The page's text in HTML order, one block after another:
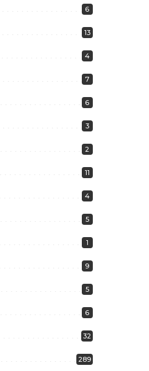
6
13
4
7
6
3
2
11
4
5
1
9
5
6
32
289